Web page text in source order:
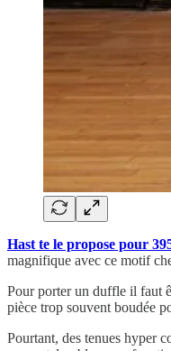
Hast te le propose pour
magnifique avec ce motif
Pour porter un duffle il faut
pièce trop souvent boudée
Pourtant, des tenues hyper